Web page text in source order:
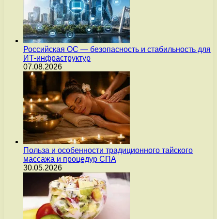
Российская ОС — безопасность и стабильность для
ИТ-инфраструктур
07.08.2026
Польза и особенности традиционного тайского
массажа и процедур СПА
30.05.2026